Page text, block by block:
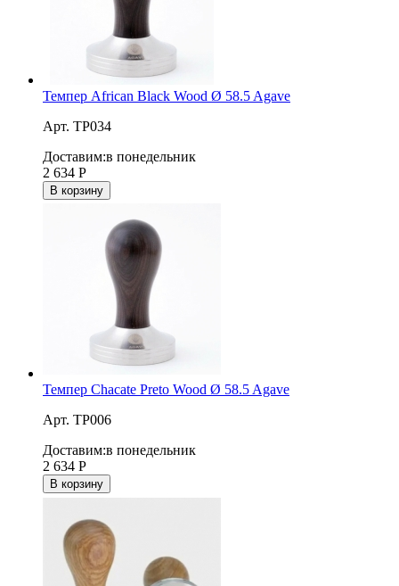
Темпер African Black Wood Ø 58.5 Agave
Арт. TP034
Доставим:в понедельник
2 634 Р
В корзину
Темпер Chacate Preto Wood Ø 58.5 Agave
Арт. TP006
Доставим:в понедельник
2 634 Р
В корзину